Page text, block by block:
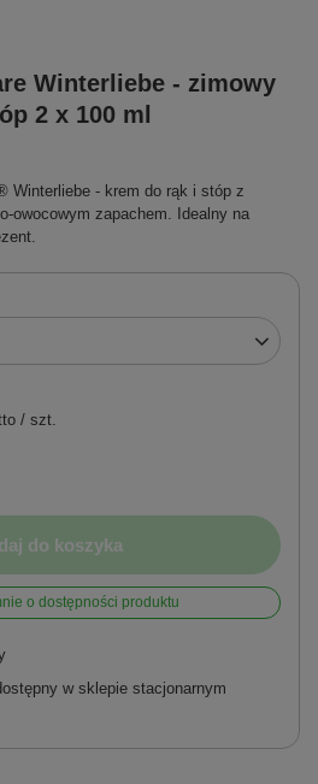
Winterliebe - zimowy
2 x 100 ml
Winterliebe - krem do rąk i stóp z
owocowym zapachem. Idealny na
/ szt.
do koszyka
o dostępności produktu
w sklepie stacjonarnym